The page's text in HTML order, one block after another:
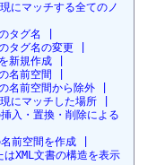
ッチする全てのノ
グ名 |
グ名の変更 |
規作成 |
前空間 |
空間から除外 |
ッチした場所 |
置換・削除による
空間を作成 |
文書の構造を表示